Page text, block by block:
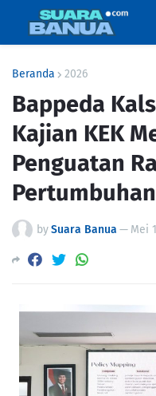
Beranda 2026
Bappeda
Kajian KEK
Penguatan
bySuara Banua — Mei